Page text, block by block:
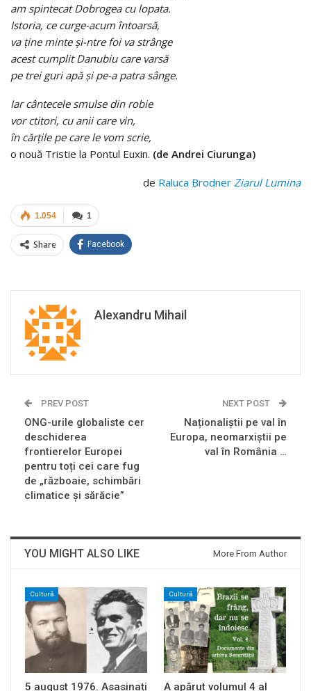
am spintecat Dobrogea cu lopata.
Istoria, ce curge-acum întoarsă,
va ţine minte şi-ntre foi va strânge
acest cumplit Danubiu care varsă
pe trei guri apă şi pe-a patra sânge.
Iar cântecele smulse din robie
vor ctitori, cu anii care vin,
în cărţile pe care le vom scrie,
o nouă Tristie la Pontul Euxin. (de Andrei Ciurunga)
de Raluca Brodner Ziarul Lumina
1
1.054
Share Facebook
Alexandru Mihail
PREV POST
ONG-urile globaliste cer
deschiderea
frontierelor Europei
pentru toți cei care fug
de „războaie, schimbări
climatice și sărăcie”
NEXT POST
Naționaliștii pe val în
Europa, neomarxiștii pe
val în România …
YOU MIGHT ALSO LIKE More From Author
Cultură
5 august 1976. Asasinați
Cultură
A apărut volumul 4 al